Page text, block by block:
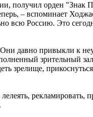
получил орден "Знак
– вспоминает
Россию. Это
давно привыкли к
зрительный
зрелище,